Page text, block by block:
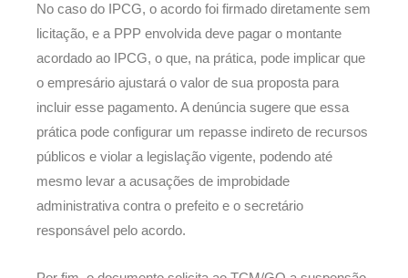
No caso do IPCG, o acordo foi firmado diretamente sem
licitação, e a PPP envolvida deve pagar o montante
acordado ao IPCG, o que, na prática, pode implicar que
o empresário ajustará o valor de sua proposta para
incluir esse pagamento. A denúncia sugere que essa
prática pode configurar um repasse indireto de recursos
públicos e violar a legislação vigente, podendo até
mesmo levar a acusações de improbidade
administrativa contra o prefeito e o secretário
responsável pelo acordo.